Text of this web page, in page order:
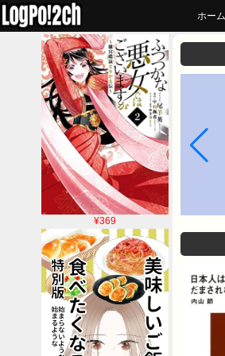
ホーム
¥369